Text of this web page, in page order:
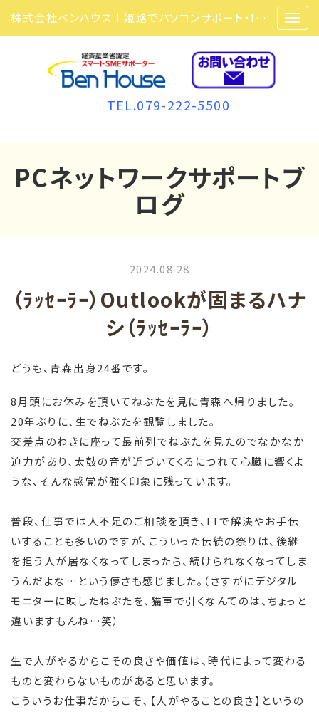
株式会社ベンハウス｜姫路でパソコンサポート・ITサポート・ITセキュリティ・複合機・ビジネスフォンなら弊社にお任せ
TEL.079-222-5500
PCネットワークサポートブ
ログ
2024.08.28
（ﾗｯｾｰﾗｰ）Outlookが固まるハナ
シ（ﾗｯｾｰﾗｰ）
どうも、青森出身24番です。
8月頭にお休みを頂いてねぶたを見に青森へ帰りました。
20年ぶりに、生でねぶたを観覧しました。
交差点のわきに座って最前列でねぶたを見たのでなかなか
迫力があり、太鼓の音が近づいてくるにつれて心臓に響くよ
うな、そんな感覚が強く印象に残っています。
普段、仕事では人不足のご相談を頂き、ITで解決やお手伝
いすることも多いのですが、こういった伝統の祭りは、後継
を担う人が居なくなってしまったら、続けられなくなってしま
うんだよな…という儚さも感じました。（さすがにデジタル
モニターに映したねぶたを、猫車で引くなんてのは、ちょっと
違いますもんね…笑）
生で人がやるからこその良さや価値は、時代によって変わる
ものと変わらないものがあると思います。
こういうお仕事だからこそ、【人がやることの良さ】というの